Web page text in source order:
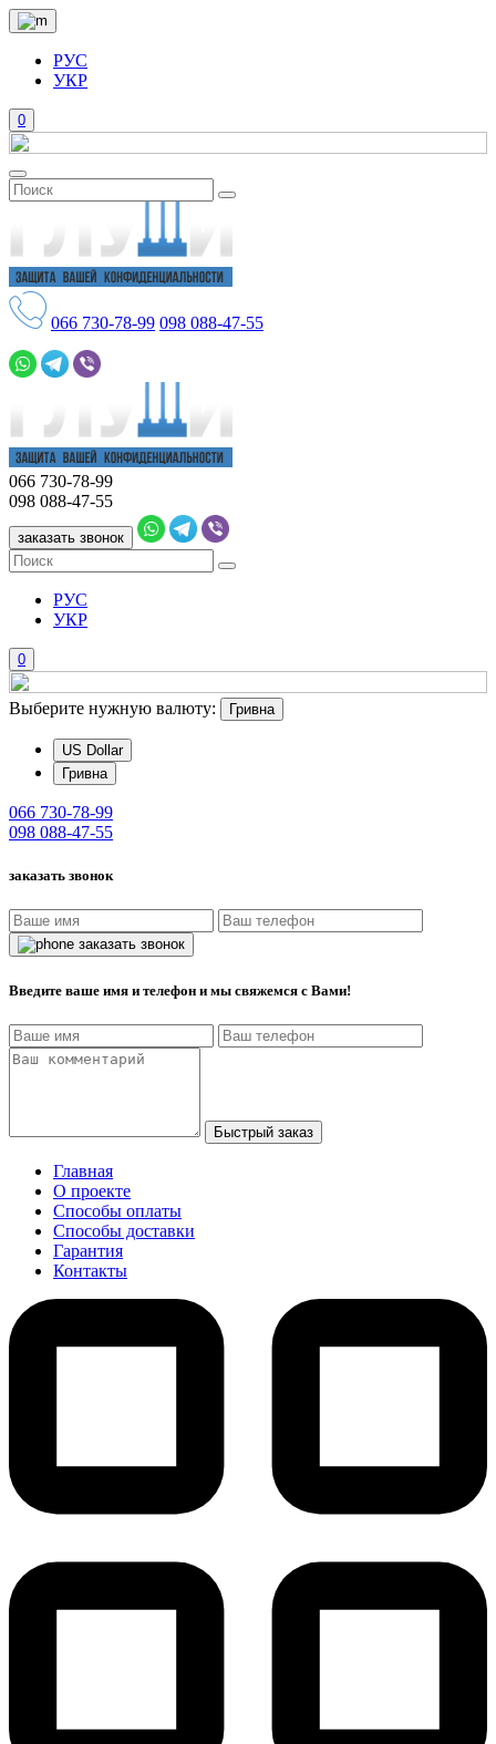
РУС
УКР
0
066 730-78-99 098 088-47-55
066 730-78-99
098 088-47-55
заказать звонок
РУС
УКР
0
Выберите нужную валюту: Гривна
US Dollar
Гривна
066 730-78-99
098 088-47-55
заказать звонок
заказать звонок
Введите ваше имя и телефон и мы свяжемся с Вами!
Быстрый заказ
Главная
О проекте
Способы оплаты
Способы доставки
Гарантия
Контакты